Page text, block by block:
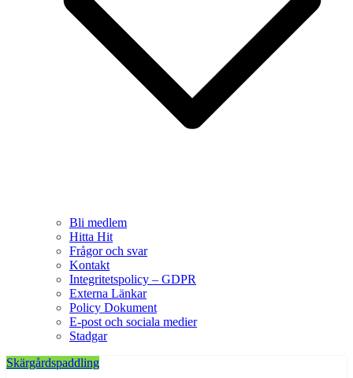
Bli medlem
Hitta Hit
Frågor och svar
Kontakt
Integritetspolicy – GDPR
Externa Länkar
Policy Dokument
E-post och sociala medier
Stadgar
Skärgårdspaddling